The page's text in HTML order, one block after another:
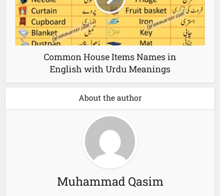
Common House Items Names in
English with Urdu Meanings
About the author
Muhammad Qasim